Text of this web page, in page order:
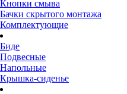
Кнопки смыва
Бачки скрытого монтажа
Комплектующие
Биде
Подвесные
Напольные
Крышка-сиденье